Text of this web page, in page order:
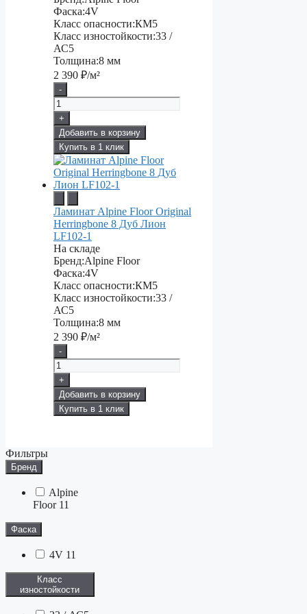
Фаска:4V
Класс опасности:КМ5
Класс изностойкости:33 /
АС5
Толщина:8 мм
2 390 ₽/м²
-
+
Добавить в корзину
Купить в 1 клик
Ламинат Alpine Floor Original
Herringbone 8 Дуб Лион
LF102-1
На складе
Бренд:Alpine Floor
Фаска:4V
Класс опасности:КМ5
Класс изностойкости:33 /
АС5
Толщина:8 мм
2 390 ₽/м²
-
+
Добавить в корзину
Купить в 1 клик
Фильтры
Бренд
Alpine
Floor 11
Фаска
4V 11
Класс
изностойкости